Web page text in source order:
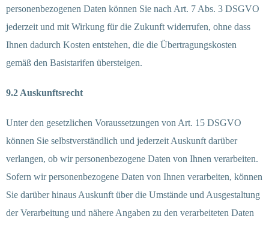
personenbezogenen Daten können Sie nach Art. 7 Abs. 3 DSGVO
jederzeit und mit Wirkung für die Zukunft widerrufen, ohne dass
Ihnen dadurch Kosten entstehen, die die Übertragungskosten
gemäß den Basistarifen übersteigen.
9.2 Auskunftsrecht
Unter den gesetzlichen Voraussetzungen von Art. 15 DSGVO
können Sie selbstverständlich und jederzeit Auskunft darüber
verlangen, ob wir personenbezogene Daten von Ihnen verarbeiten.
Sofern wir personenbezogene Daten von Ihnen verarbeiten, können
Sie darüber hinaus Auskunft über die Umstände und Ausgestaltung
der Verarbeitung und nähere Angaben zu den verarbeiteten Daten